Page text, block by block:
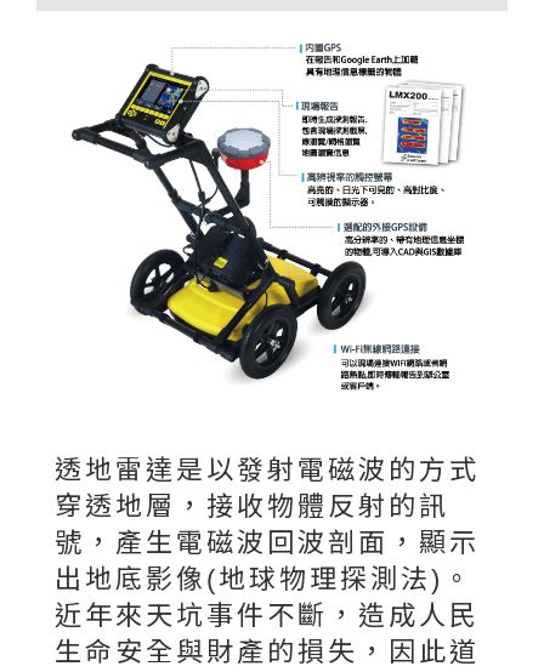
透地雷達是以發射電磁波的方式
穿透地層，接收物體反射的訊
號，產生電磁波回波剖面，顯示
出地底影像(地球物理探測法)。
近年來天坑事件不斷，造成人民
生命安全與財產的損失，因此道